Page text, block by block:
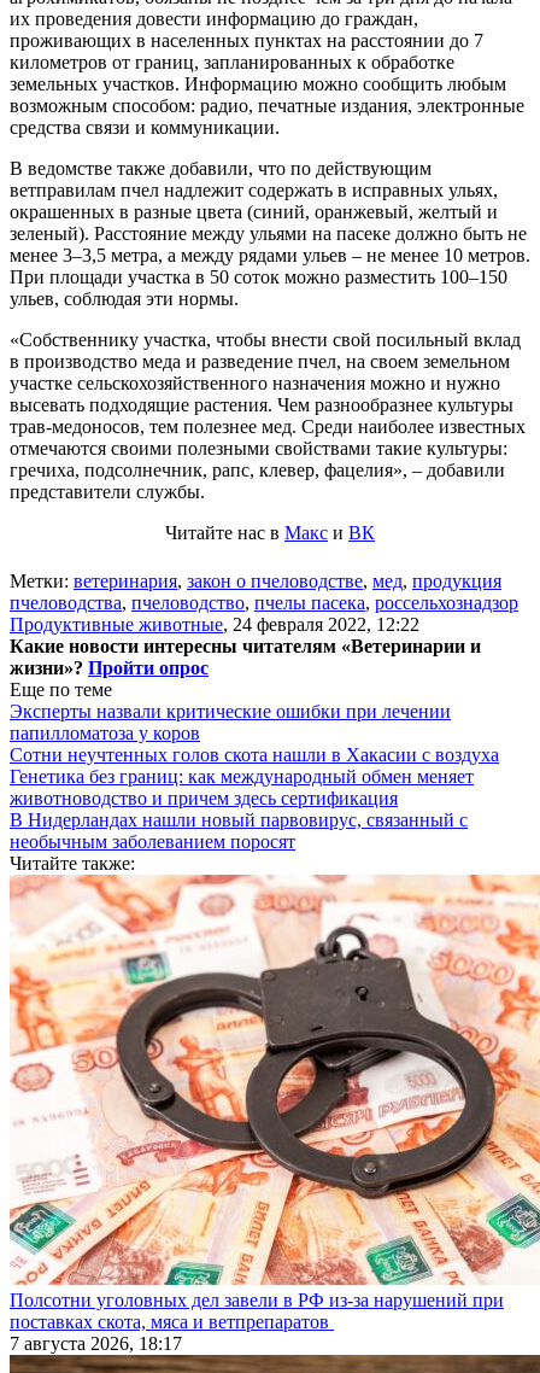
их проведения довести информацию до граждан,
проживающих в населенных пунктах на расстоянии до 7
километров от границ, запланированных к обработке
земельных участков. Информацию можно сообщить любым
возможным способом: радио, печатные издания, электронные
средства связи и коммуникации.
В ведомстве также добавили, что по действующим
ветправилам пчел надлежит содержать в исправных ульях,
окрашенных в разные цвета (синий, оранжевый, желтый и
зеленый). Расстояние между ульями на пасеке должно быть не
менее 3–3,5 метра, а между рядами ульев – не менее 10 метров.
При площади участка в 50 соток можно разместить 100–150
ульев, соблюдая эти нормы.
«Собственнику участка, чтобы внести свой посильный вклад
в производство меда и разведение пчел, на своем земельном
участке сельскохозяйственного назначения можно и нужно
высевать подходящие растения. Чем разнообразнее культуры
трав-медоносов, тем полезнее мед. Среди наиболее известных
отмечаются своими полезными свойствами такие культуры:
гречиха, подсолнечник, рапс, клевер, фацелия», – добавили
представители службы.
Читайте нас в Макс и ВК
Метки: ветеринария, закон о пчеловодстве, мед, продукция
пчеловодства, пчеловодство, пчелы пасека, россельхознадзор
Продуктивные животные, 24 февраля 2022, 12:22
Какие новости интересны читателям «Ветеринарии и
жизни»? Пройти опрос
Еще по теме
Эксперты назвали критические ошибки при лечении
папилломатоза у коров
Сотни неучтенных голов скота нашли в Хакасии с воздуха
Генетика без границ: как международный обмен меняет
животноводство и причем здесь сертификация
В Нидерландах нашли новый парвовирус, связанный с
необычным заболеванием поросят
Читайте также:
Полсотни уголовных дел завели в РФ из-за нарушений при
поставках скота, мяса и ветпрепаратов
7 августа 2026, 18:17